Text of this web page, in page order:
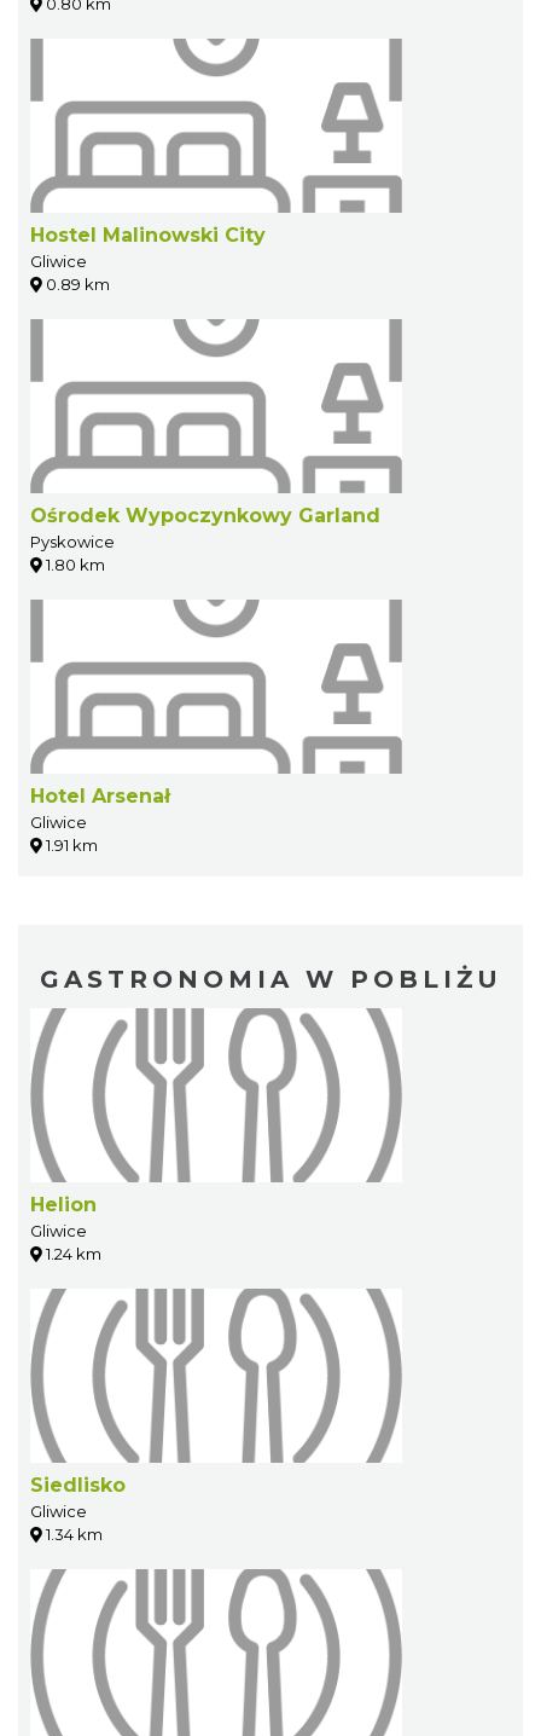
0.80 km
Hostel Malinowski City
Gliwice
0.89 km
Ośrodek Wypoczynkowy Garland
Pyskowice
1.80 km
Hotel Arsenał
Gliwice
1.91 km
GASTRONOMIA W POBLIŻU
Helion
Gliwice
1.24 km
Siedlisko
Gliwice
1.34 km